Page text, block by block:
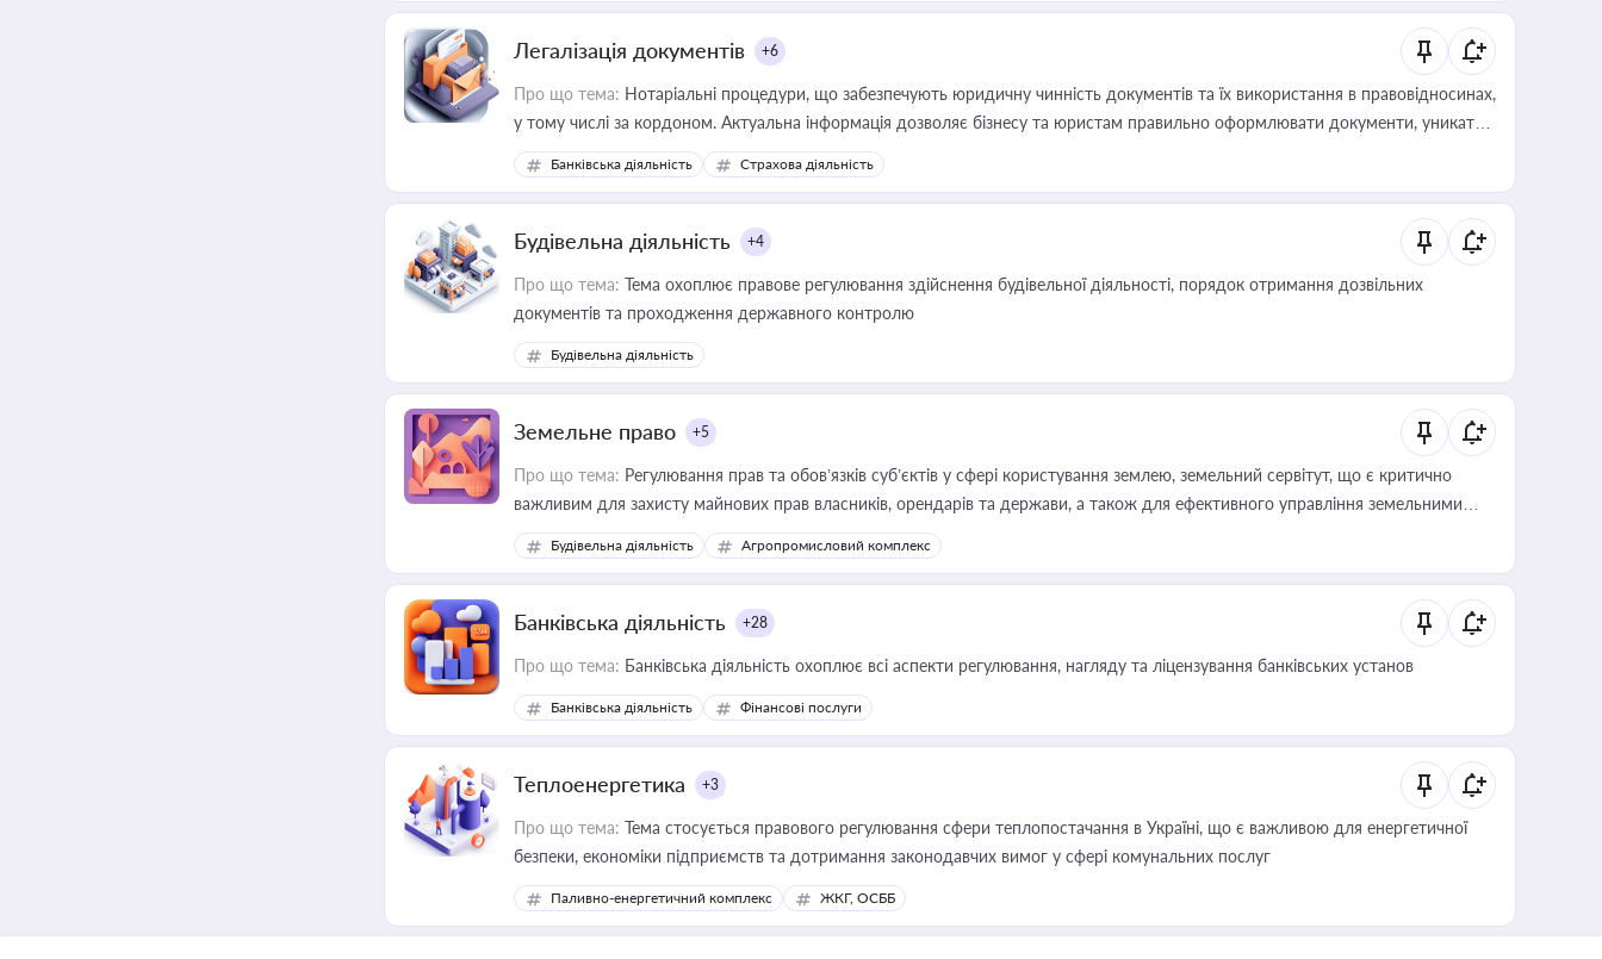
Легалізація документів +6
Про що тема: Нотаріальні процедури, що забезпечують юридичну чинність документів та їх використання в правовідносинах,
у тому числі за кордоном. Актуальна інформація дозволяє бізнесу та юристам правильно оформлювати документи, уникати
ризиків недійсності та забезпечувати їх належне прийняття органами влади та контрагентами
Банківська діяльність Страхова діяльність
Будівельна діяльність +4
Про що тема: Тема охоплює правове регулювання здійснення будівельної діяльності, порядок отримання дозвільних
документів та проходження державного контролю
Будівельна діяльність
Земельне право +5
Про що тема: Регулювання прав та обов’язків суб’єктів у сфері користування землею, земельний сервітут, що є критично
важливим для захисту майнових прав власників, орендарів та держави, а також для ефективного управління земельними
ресурсами
Будівельна діяльність Агропромисловий комплекс
Банківська діяльність +28
Про що тема: Банківська діяльність охоплює всі аспекти регулювання, нагляду та ліцензування банківських установ
Банківська діяльність Фінансові послуги
Теплоенергетика +3
Про що тема: Тема стосується правового регулювання сфери теплопостачання в Україні, що є важливою для енергетичної
безпеки, економіки підприємств та дотримання законодавчих вимог у сфері комунальних послуг
Паливно-енергетичний комплекс ЖКГ, ОСББ